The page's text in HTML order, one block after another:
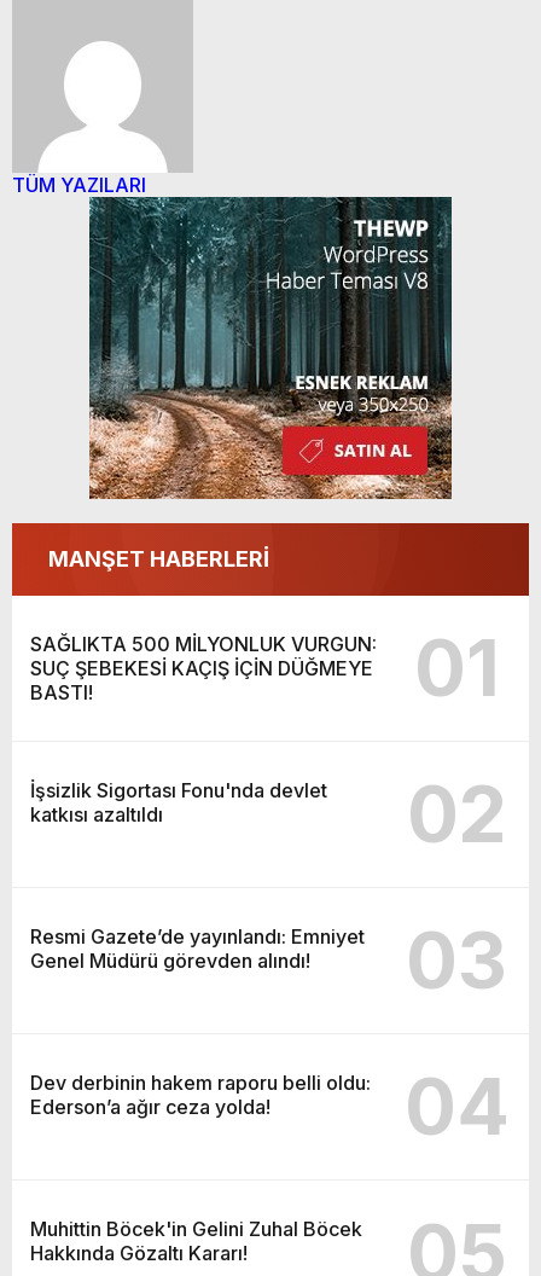
TÜM YAZILARI
MANŞET HABERLERİ
SAĞLIKTA 500 MİLYONLUK VURGUN:
SUÇ ŞEBEKESİ KAÇIŞ İÇİN DÜĞMEYE
BASTI!
01
İşsizlik Sigortası Fonu'nda devlet
katkısı azaltıldı
02
Resmi Gazete’de yayınlandı: Emniyet
Genel Müdürü görevden alındı!
03
Dev derbinin hakem raporu belli oldu:
Ederson’a ağır ceza yolda!
04
Muhittin Böcek'in Gelini Zuhal Böcek
Hakkında Gözaltı Kararı!
05